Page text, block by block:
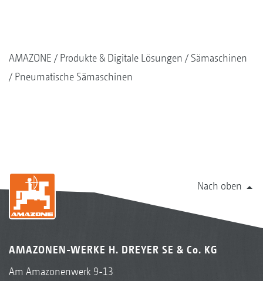
AMAZONE Produkte & Digitale Lösungen
Sämaschinen
Pneumatische Sämaschinen
Nach oben
AMAZONEN-WERKE H. DREYER SE & Co. KG
Am Amazonenwerk 9-13